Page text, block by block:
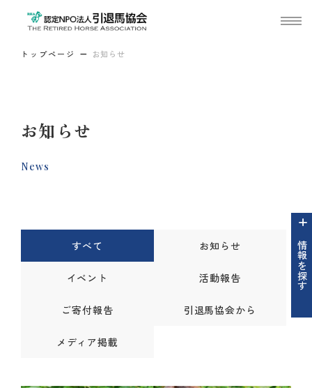
トップページ お知らせ
お知らせ
News
情報を探す
すべて お知らせ
イベント 活動報告
ご寄付報告 引退馬協会から
メディア掲載